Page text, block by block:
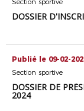
DOSSIER
Publié le 09-02-
Section sportive
DOSSIER DE
2024